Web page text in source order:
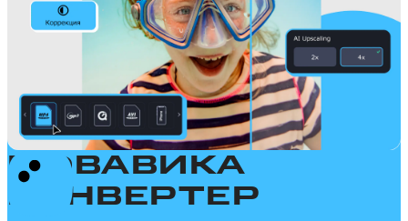
МОВАВИКА
КОНВЕРТЕР